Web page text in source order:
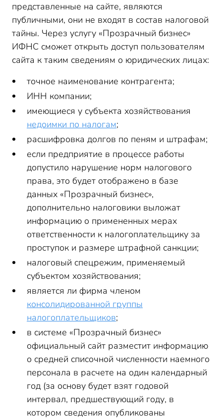
представленные на сайте, являются
публичными, они не входят в состав налоговой
тайны. Через услугу «Прозрачный бизнес»
ИФНС сможет открыть доступ пользователям
сайта к таким сведениям о юридических лицах:
точное наименование контрагента;
ИНН компании;
имеющиеся у субъекта хозяйствования
недоимки по налогам;
расшифровка долгов по пеням и штрафам;
если предприятие в процессе работы
допустило нарушение норм налогового
права, это будет отображено в базе
данных «Прозрачный бизнес»,
дополнительно налоговики выложат
информацию о примененных мерах
ответственности к налогоплательщику за
проступок и размере штрафной санкции;
налоговый спецрежим, применяемый
субъектом хозяйствования;
является ли фирма членом
консолидированной группы
налогоплательщиков;
в системе «Прозрачный бизнес»
официальный сайт разместит информацию
о средней списочной численности наемного
персонала в расчете на один календарный
год (за основу будет взят годовой
интервал, предшествующий году, в
котором сведения опубликованы